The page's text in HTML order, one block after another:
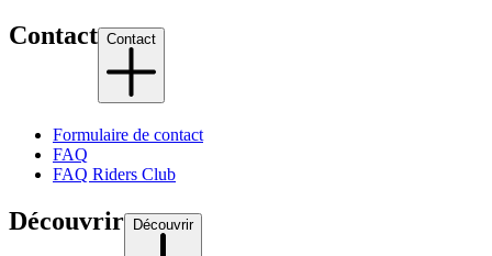
Contact Contact
Formulaire de contact
FAQ
FAQ Riders Club
Découvrir Découvrir